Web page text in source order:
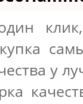
клик,
у